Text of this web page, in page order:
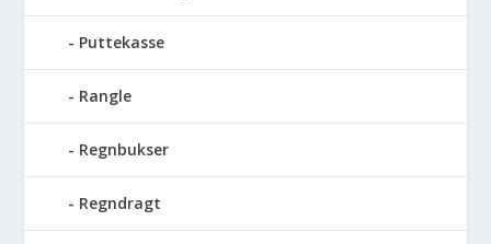
Puttekasse
Rangle
Regnbukser
Regndragt